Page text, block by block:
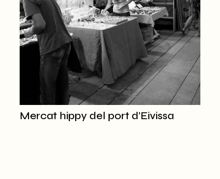
Mercat hippy del port d’Eivissa